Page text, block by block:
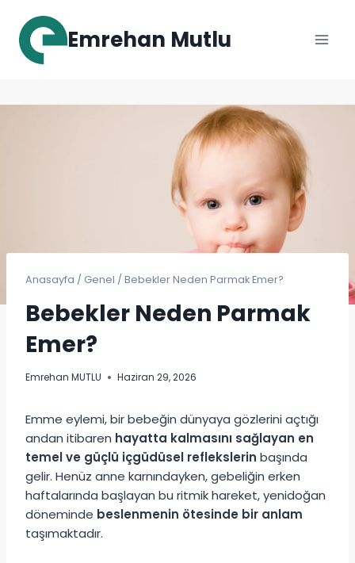
content
Emrehan Mutlu
Anasayfa / Genel / Bebekler Neden Parmak Emer?
Bebekler Neden Parmak
Emer?
Emrehan MUTLU Haziran 29, 2026
Emme eylemi, bir bebeğin dünyaya gözlerini açtığı
andan itibaren hayatta kalmasını sağlayan en
temel ve güçlü içgüdüsel reflekslerin başında
gelir. Henüz anne karnındayken, gebeliğin erken
haftalarında başlayan bu ritmik hareket, yenidoğan
döneminde beslenmenin ötesinde bir anlam
taşımaktadır.